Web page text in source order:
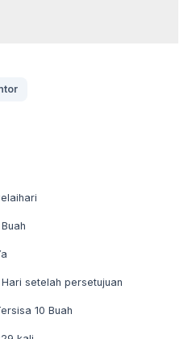
Buah
Hari setelah persetujuan
10 Buah